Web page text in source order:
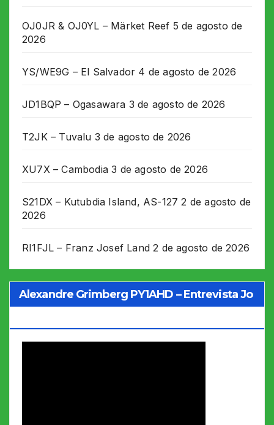
OJ0JR & OJ0YL – Märket Reef 5 de agosto de
2026
YS/WE9G – El Salvador 4 de agosto de 2026
JD1BQP – Ogasawara 3 de agosto de 2026
T2JK – Tuvalu 3 de agosto de 2026
XU7X – Cambodia 3 de agosto de 2026
S21DX – Kutubdia Island, AS-127 2 de agosto de
2026
RI1FJL – Franz Josef Land 2 de agosto de 2026
Alexandre Grimberg PY1AHD – Entrevista Jo